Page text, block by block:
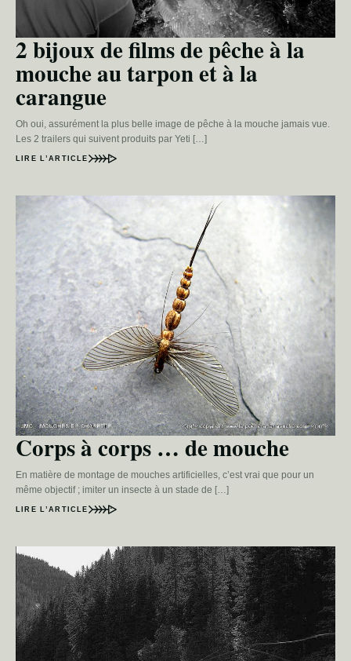
2 bijoux de films de pêche à la
mouche au tarpon et à la
carangue
Oh oui, assurément la plus belle image de pêche à la mouche jamais vue.
Les 2 trailers qui suivent produits par Yeti […]
LIRE L’ARTICLE
Corps à corps … de mouche
En matière de montage de mouches artificielles, c’est vrai que pour un
même objectif ; imiter un insecte à un stade de […]
LIRE L’ARTICLE